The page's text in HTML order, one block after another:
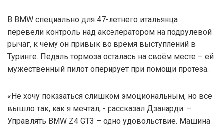
В BMW специально для 47-летнего итальянца
перевели контроль над акселератором на подрулевой
рычаг, к чему он привык во время выступлений в
Туринге. Педаль тормоза осталась на своём месте – ей
мужественный пилот оперирует при помощи протеза.
«Не хочу показаться слишком эмоциональным, но всё
вышло так, как я мечтал, - рассказал Дзанарди. –
Управлять BMW Z4 GT3 – одно удовольствие. Машина